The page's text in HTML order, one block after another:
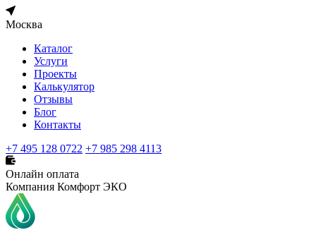
Москва
Каталог
Услуги
Проекты
Калькулятор
Отзывы
Блог
Контакты
+7 495 128 0722 +7 985 298 4113
Онлайн оплата
Компания Комфорт ЭКО